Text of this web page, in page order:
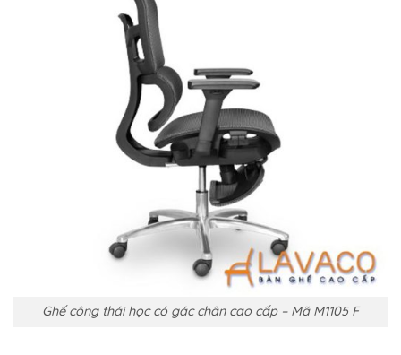
Ghế công thái học có gác chân cao cấp – Mã M1105 F